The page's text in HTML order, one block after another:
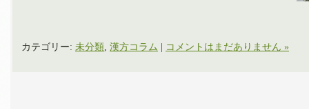
カテゴリー: 未分類 漢方コラム コメントはまだありません »